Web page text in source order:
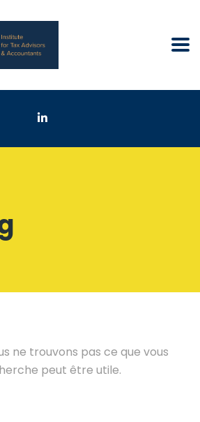
ne trouvons pas ce que vous
peut être utile.